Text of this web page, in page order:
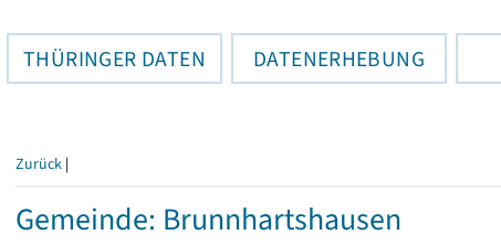
THÜRINGER DATEN DATENERHEBUNG
Zurück |
Gemeinde: Brunnhartshausen